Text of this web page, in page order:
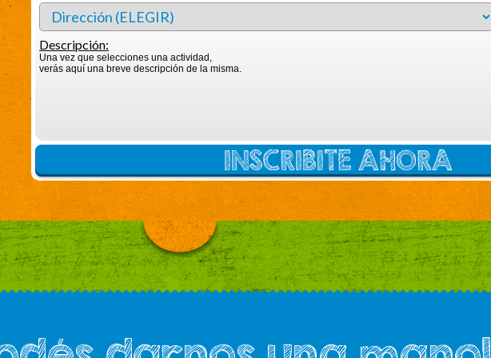
Descripción:
Una vez que selecciones una actividad,
verás aquí una breve descripción de la misma.
INSCRIBITE AHORA